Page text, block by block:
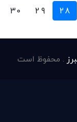
28
29
30
. محفوظ است